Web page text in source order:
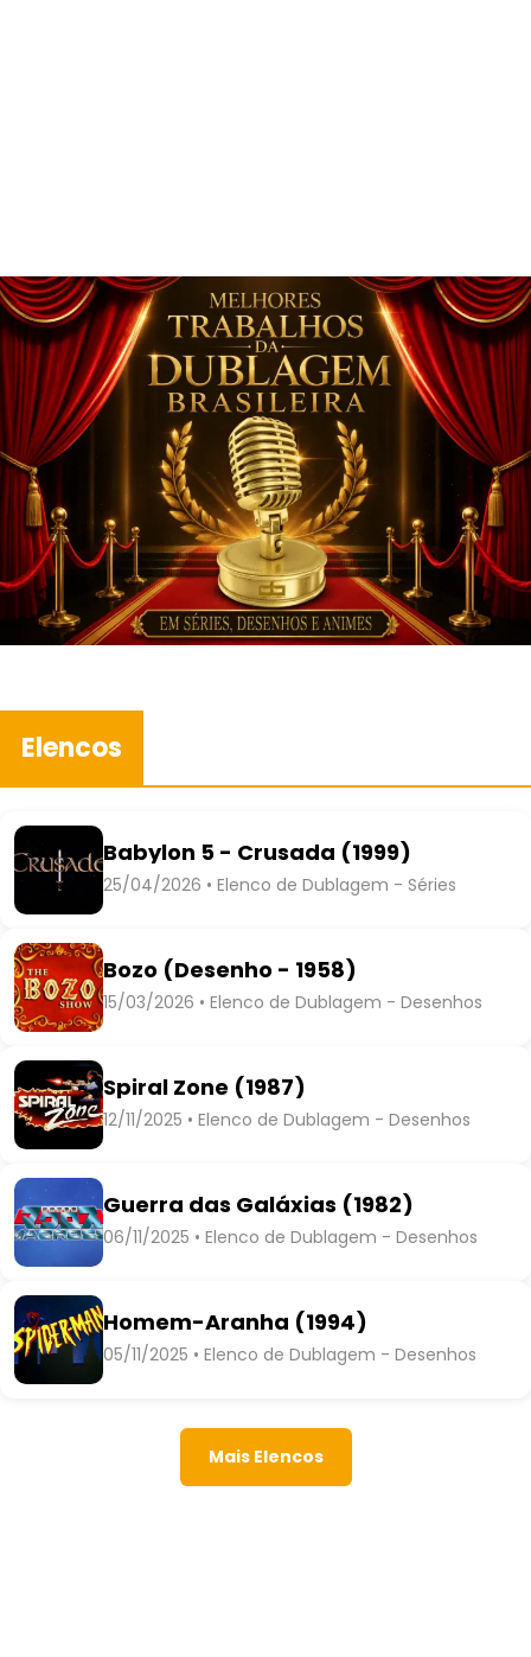
Elencos
Babylon 5 - Crusada (1999)
25/04/2026 • Elenco de Dublagem - Séries
Bozo (Desenho - 1958)
15/03/2026 • Elenco de Dublagem - Desenhos
Spiral Zone (1987)
12/11/2025 • Elenco de Dublagem - Desenhos
Guerra das Galáxias (1982)
06/11/2025 • Elenco de Dublagem - Desenhos
Homem-Aranha (1994)
05/11/2025 • Elenco de Dublagem - Desenhos
Mais Elencos